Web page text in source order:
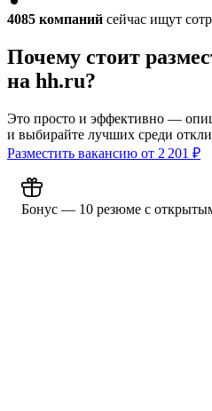
4085 компаний сейчас ищут
Почему стоит
на hh.ru?
Это просто и эффективно —
и выбирайте лучших среди
Разместить вакансию от 2 201 ₽
Бонус — 10 резюме с